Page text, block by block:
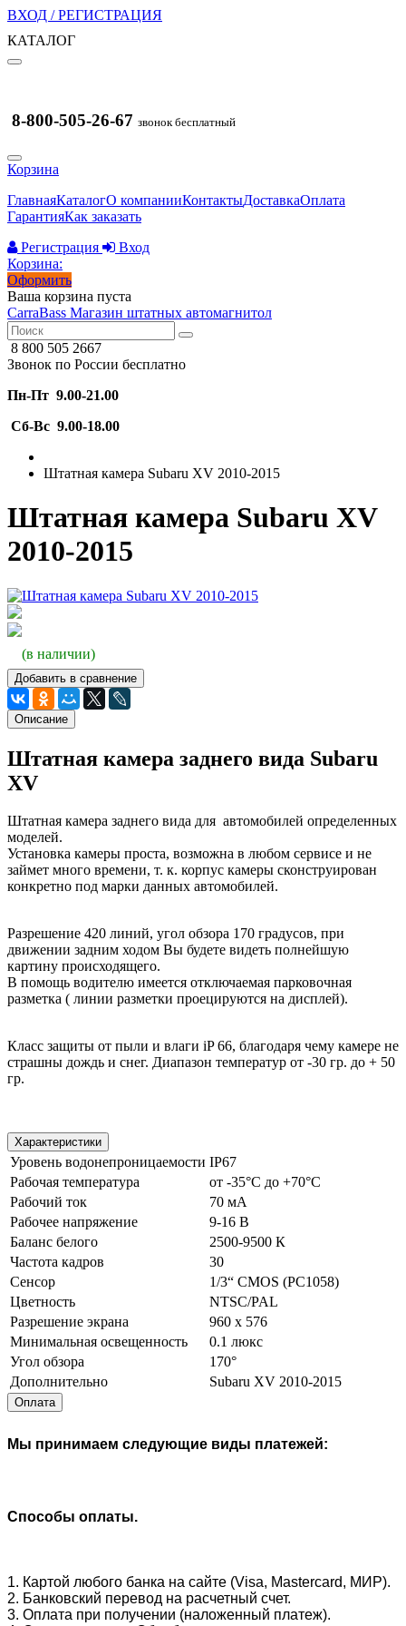
ВХОД / РЕГИСТРАЦИЯ
КАТАЛОГ
8-800-505-26-67 звонок бесплатный
Корзина
ГлавнаяКаталогО компанииКонтактыДоставкаОплата
ГарантияКак заказать
Регистрация
Вход
Корзина:
Оформить
Ваша корзина пуста
CarraBass Магазин штатных автомагнитол
8 800 505 2667
Звонок по России бесплатно
Пн-Пт 9.00-21.00
Сб-Вс 9.00-18.00
Штатная камера Subaru XV 2010-2015
Штатная камера Subaru XV
2010-2015
(в наличии)
Добавить в сравнение
Описание
Штатная камера заднего вида Subaru
XV
Штатная камера заднего вида для автомобилей определенных
моделей.
Установка камеры проста, возможна в любом сервисе и не
займет много времени, т. к. корпус камеры сконструирован
конкретно под марки данных автомобилей.
Разрешение 420 линий, угол обзора 170 градусов, при
движении задним ходом Вы будете видеть полнейшую
картину происходящего.
В помощь водителю имеется отключаемая парковочная
разметка ( линии разметки проецируются на дисплей).
Класс защиты от пыли и влаги iP 66, благодаря чему камере не
страшны дождь и снег. Диапазон температур от -30 гр. до + 50
гр.
Характеристики
Уровень водонепроницаемости IP67
Рабочая температура
от -35°C до +70°C
Рабочий ток
70 мА
Рабочее напряжение
9-16 В
Баланс белого
2500-9500 К
Частота кадров
30
Сенсор
1/3“ CMOS (PC1058)
Цветность
NTSC/PAL
Разрешение экрана
960 x 576
Минимальная освещенность
0.1 люкс
Угол обзора
170°
Дополнительно
Subaru XV 2010-2015
Оплата
Мы принимаем следующие виды платежей:
Способы оплаты.
1. Картой любого банка на сайте (Visa, Mastercard, МИР).
2. Банковский перевод на расчетный счет.
3. Оплата при получении (наложенный платеж).